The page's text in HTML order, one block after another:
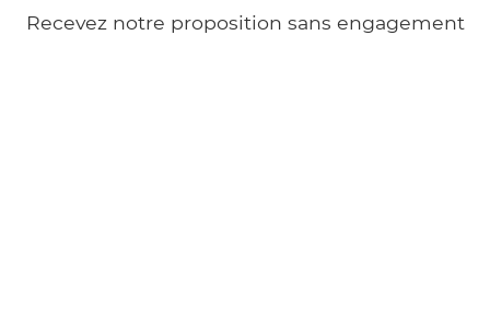
Recevez notre proposition sans engagement